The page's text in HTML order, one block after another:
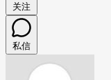
关注
私信